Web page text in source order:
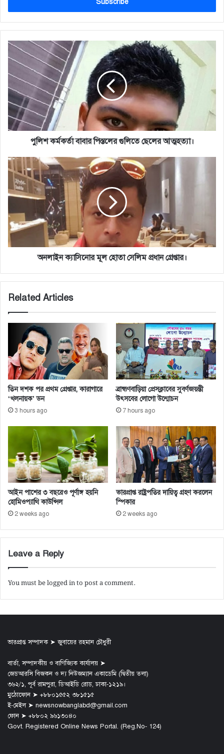
পুলিশ
কর্মকর্তা
বাবার
পিস্তলের
গুলিতে
ছেলের
আত্মহত্যা।
পুলিশ কর্মকর্তা বাবার পিস্তলের গুলিতে ছেলের আত্মহত্যা।
অনলাইন
ক্যাসিনোর
মূল
হোতা
প্রধান
গ্রেপ্তার।
অনলাইন ক্যাসিনোর মূল হোতা সেলিম প্রধান গ্রেপ্তার।
Related Articles
তিন দশক পর প্রথম গ্রেপ্তার, কারাগারে
‘খলনায়ক’ ডন
3 hours ago
ব্রাহ্মণবাড়িয়া প্রেসক্লাবের সুবর্ণজয়ন্তী
উৎসবের লোগো উন্মোচন
7 hours ago
আইন পাশের ৩ বছরেও পূর্ণাঙ্গ হয়নি
হোমিওপ্যাথি কাউন্সিল
2 weeks ago
ভারপ্রাপ্ত রাষ্ট্রপতির দায়িত্ব গ্রহণ করলেন
স্পিকার
2 weeks ago
Leave a Reply
You must belogged into post a comment.
ভারপ্রাপ্ত সম্পাদক ➤ জুবায়ের রহমান চৌধুরী
বার্তা, সম্পাদকীয় ও বাণিজ্যিক কার্যালয় ➤
জেডআরসি বিজকন ও দ্য নিউজম্যান একাডেমি (দ্বিতীয় তলা)
৩৬২/১, পূর্ব রামপুরা, ডিআইডি রোড, ঢাকা-১২১৯।
মুঠোফোন ➤ +৮৮০১৫৫২ ৩৮১৫১৫
ই-মেইল ➤ newsnowbanglabd@gmail.com
ফোন ➤ +৮৮০২ ৯৬১৩০৪০
Govt. Registered Online News Portal. (Reg.No- 124)